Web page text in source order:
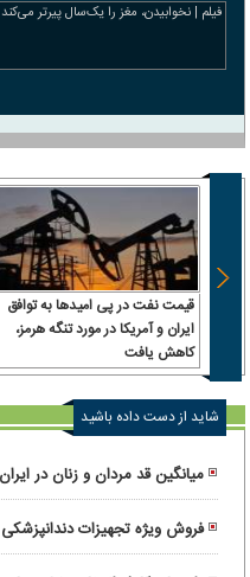
فیلم | نخوابیدن، مغز را یک‌سال پیرتر می‌کند
قیمت نفت در پی امیدها به توافق
ایران و آمریکا در مورد تنگه هرمز،
کاهش یافت
شاید از دست داده باشید
میانگین قد مردان و زنان در
فروش ویژه تجهیزات دندانپزشکی